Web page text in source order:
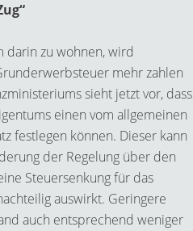
darin zu wohnen, wird
mehr zahlen
sieht jetzt vor, dass
einen vom allgemeinen
festlegen können. Dieser kann
der Regelung über den
Steuersenkung für das
auswirkt. Geringere
auch entsprechend weniger